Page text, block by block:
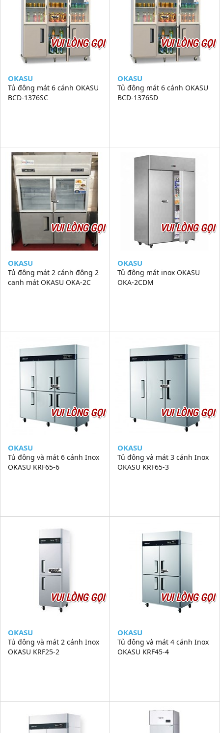
VUI LÒNG GỌI
OKASU
Tủ đông mát 6 cánh OKASU
BCD-1376SC
VUI LÒNG GỌI
OKASU
Tủ đông mát 6 cánh OKASU
BCD-1376SD
VUI LÒNG GỌI
OKASU
Tủ đông mát 2 cánh đông 2
canh mát OKASU OKA-2C
VUI LÒNG GỌI
OKASU
Tủ đông mát inox OKASU
OKA-2CDM
VUI LÒNG GỌI
OKASU
Tủ đông và mát 6 cánh Inox
OKASU KRF65-6
VUI LÒNG GỌI
OKASU
Tủ đông và mát 3 cánh Inox
OKASU KRF65-3
VUI LÒNG GỌI
OKASU
Tủ đông và mát 2 cánh Inox
OKASU KRF25-2
VUI LÒNG GỌI
OKASU
Tủ đông và mát 4 cánh Inox
OKASU KRF45-4